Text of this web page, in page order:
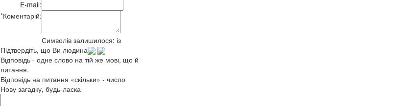
E-mail:
*Коментарій:
Символів залишилося: із
Підтвердіть, що Ви людина
Відповідь - одне слово на тій же мові, що й
питання.
Відповідь на питання «скільки» - число
Нову загадку, будь-ласка